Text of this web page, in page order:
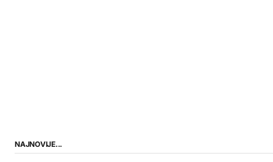
NAJNOVIJE...